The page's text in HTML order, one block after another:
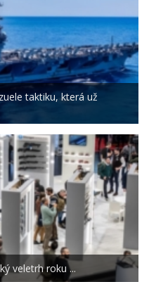
taktiku, která už
veletrh roku ...